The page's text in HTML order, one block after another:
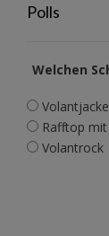
Polls
Welchen
Volantjacke
Rafftop
Volantrock